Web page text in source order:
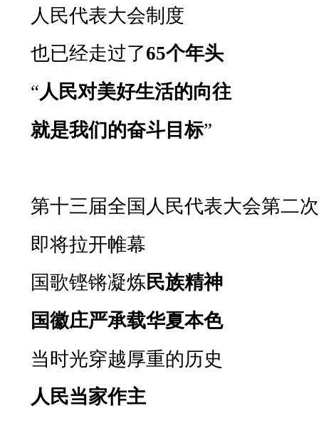
人民代表大会制度
也已经走过了65个年头
“人民对美好生活的向往
就是我们的奋斗目标”
第十三届全国人民代表大会第二
即将拉开帷幕
国歌铿锵凝炼民族精神
国徽庄严承载华夏本色
当时光穿越厚重的历史
人民当家作主